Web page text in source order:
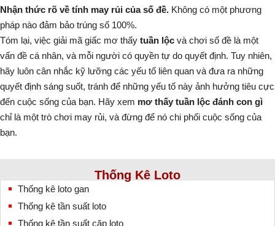
Nhận thức rõ về tính may rủi của số đề. Không có một phương
pháp nào đảm bảo trúng số 100%.
Tóm lại, việc giải mã giấc mơ thấy tuần lộc và chơi số đề là một
vấn đề cá nhân, và mỗi người có quyền tự do quyết định. Tuy nhiên,
hãy luôn cân nhắc kỹ lưỡng các yếu tố liên quan và đưa ra những
quyết định sáng suốt, tránh để những yếu tố này ảnh hưởng tiêu cực
đến cuộc sống của bạn. Hãy xem mơ thấy tuần lộc đánh con gì
chỉ là một trò chơi may rủi, và đừng để nó chi phối cuộc sống của
bạn.
Thống Kê Loto
Thống kê loto gan
Thống kê tần suất loto
Thống kê tần suất cặp loto